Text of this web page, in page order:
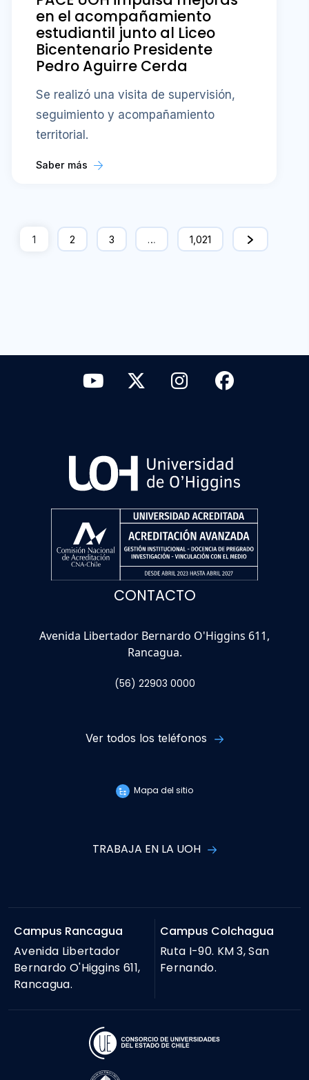
en el acompañamiento
estudiantil junto al Liceo
Bicentenario Presidente
Pedro Aguirre Cerda
Se realizó una visita de supervisión,
seguimiento y acompañamiento
territorial.
Saber más
1 2 3 … 1,021
CONTACTO
Avenida Libertador Bernardo O'Higgins 611,
Rancagua.
(56) 22903 0000
Ver todos los teléfonos
Mapa del sitio
TRABAJA EN LA UOH
Campus Rancagua
Avenida Libertador
Bernardo O'Higgins 611,
Rancagua.
Campus Colchagua
Ruta I-90. KM 3, San
Fernando.